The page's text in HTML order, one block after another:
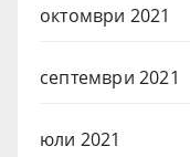
октомври 2021
септември 2021
юли 2021